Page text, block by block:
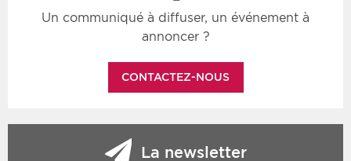
Un communiqué à diffuser, un événement à
annoncer ?
CONTACTEZ-NOUS
La newsletter